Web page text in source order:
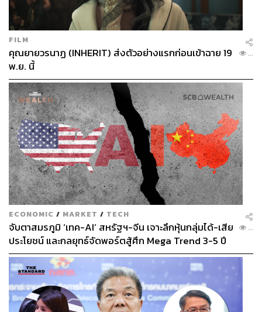
FILM
คุณยายวรนาฏ (INHERIT) ส่งตัวอย่างแรกก่อนเข้าฉาย 19
พ.ย. นี้
...
ECONOMIC / MARKET / TECH
จับตาสมรภูมิ ‘เทค-AI’ สหรัฐฯ-จีน เจาะลึกหุ้นกลุ่มได้-เสีย
ประโยชน์ และกลยุทธ์จัดพอร์ตสู้ศึก Mega Trend 3-5 ปี
ข้างหน้า
...